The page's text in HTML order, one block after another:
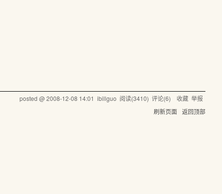
posted @2008-12-08 14:01 ibillguo 阅读(3410) 评论(6) 收藏 举报
刷新页面
返回顶部